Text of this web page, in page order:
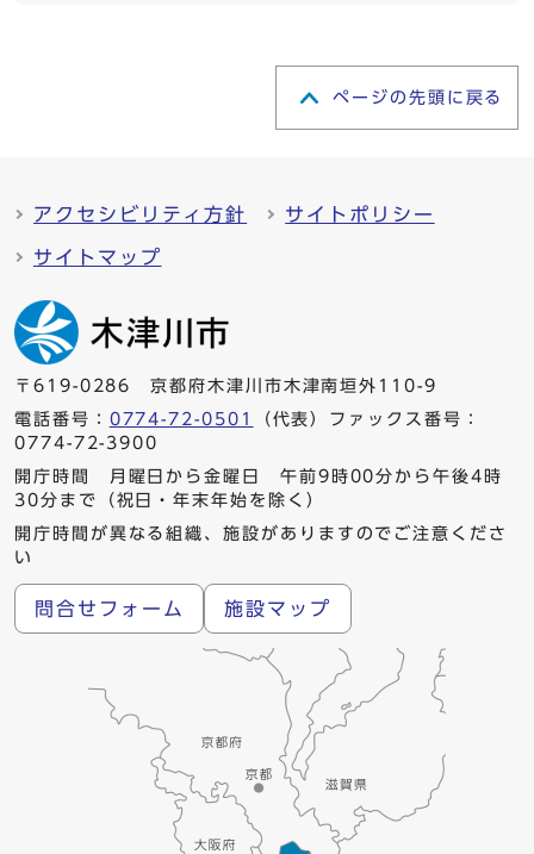
ページの先頭に戻る
アクセシビリティ方針 サイトポリシー
サイトマップ
〒619-0286 京都府木津川市木津南垣外110-9
電話番号： 0774-72-0501
（代表）ファックス番号：
0774-72-3900
開庁時間 月曜日から金曜日 午前9時00分から午後4時
30分まで（祝日・年末年始を除く）
開庁時間が異なる組織、施設がありますのでご注意くださ
い
問合せフォーム 施設マップ